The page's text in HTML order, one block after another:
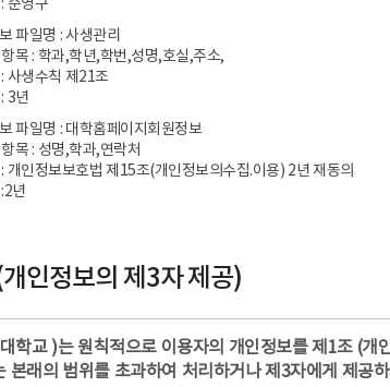
준영구
파일명 : 사생관리
목 : 학과,학년,학번,성명,호실,주소,
사생수칙 제21조
3년
파일명 : 대학홈페이지회원정보
목 : 성명,학과,연락처
개인정보보호법 제15조(개인정보의수집.이용) 2년 재동의
년
인정보의 제3자 제공)
학교 )는 원칙적으로 이용자의 개인정보를 제1조 (개
본래의 범위를 초과하여 처리하거나 제3자에게 제공